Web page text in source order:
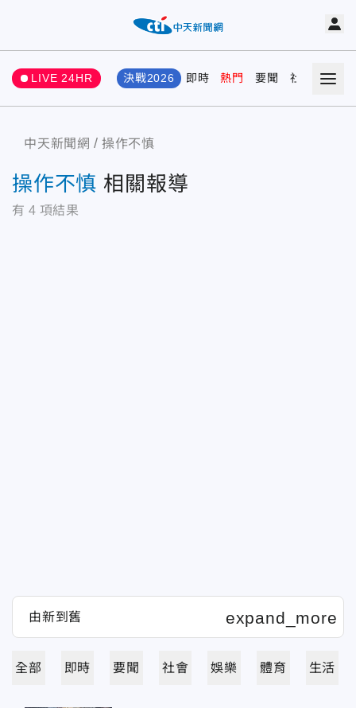
LIVE 24HR 決戰2026 即時 熱門 要聞 社會 娛樂
中天新聞網 操作不慎
操作不慎 相關報導
有 4 項結果
全部 即時 要聞 社會 娛樂 體育 生活